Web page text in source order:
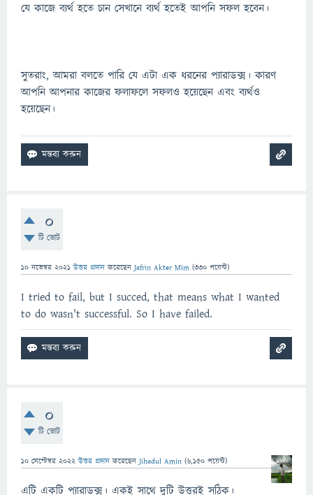
যে কাজে ব্যর্থ হতে চান সেখানে ব্যর্থ হতেই আপনি সফল হবেন।
সুতরাং, আমরা বলতে পারি যে এটা এক ধরনের প্যারাডক্স। কারণ
আপনি আপনার কাজের ফলাফলে সফলও হয়েছেন এবং ব্যর্থও
হয়েছেন।
0
টি ভোট
10 নভেম্বর 2021 উত্তর প্রদান করেছেনJafrin Akter Mim (330 পয়েন্ট)
I tried to fail, but I succed, that means what I wanted
to do wasn't successful. So I have failed.
0
টি ভোট
10 সেপ্টেম্বর 2022 উত্তর প্রদান করেছেনJihadul Amin (6,150 পয়েন্ট)
এটি একটি প্যারাডক্স। একই সাথে দুটি উত্তরই সঠিক।